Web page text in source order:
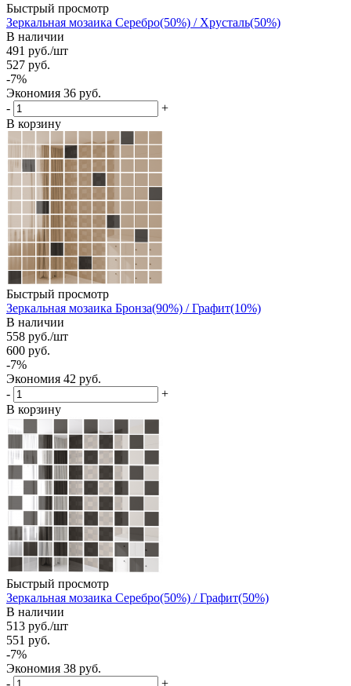
Быстрый просмотр
Зеркальная мозаика Серебро(50%) / Хрусталь(50%)
В наличии
491 руб./шт
527 руб.
-7%
Экономия 36 руб.
-
+
В корзину
Быстрый просмотр
Зеркальная мозаика Бронза(90%) / Графит(10%)
В наличии
558 руб./шт
600 руб.
-7%
Экономия 42 руб.
-
+
В корзину
Быстрый просмотр
Зеркальная мозаика Серебро(50%) / Графит(50%)
В наличии
513 руб./шт
551 руб.
-7%
Экономия 38 руб.
-
+